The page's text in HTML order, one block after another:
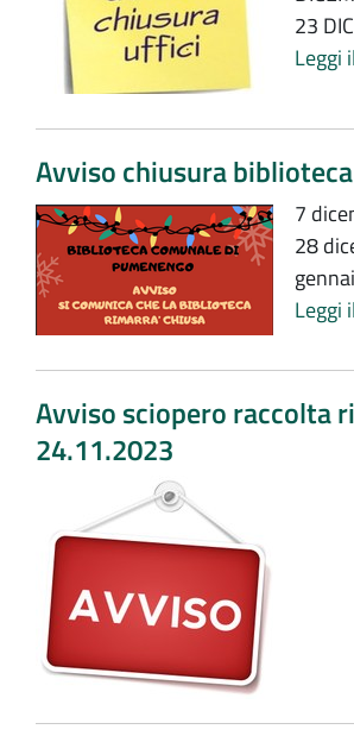
23
Leggi
Avviso chiusura biblioteca
7
28
Leggi
Avviso sciopero raccolta
24.11.2023